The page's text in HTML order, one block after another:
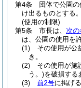
第4条
団体で公園
け出るものとする。
(使用の制限)
第5条
市長は、 次
は、公園の使用を
(1)
その使用が公
き。
(2)
その使用が施
う。)を破損する
(3)
前2号に掲げ